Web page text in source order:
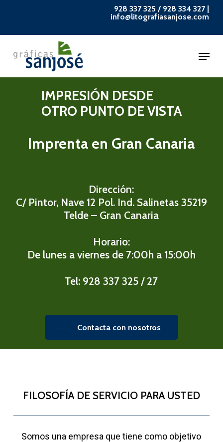
content
928 337 325 / 928 334 327|
info@litografiasanjose.com
Menu
IMPRESIÓN DESDE
OTRO PUNTO DE VISTA
Imprenta en Gran Canaria
Dirección:
C/ Pintor, Nave 12 Pol. Ind. Salinetas 35219
Telde – Gran Canaria
Horario:
De lunes a viernes de 7:00h a 15:00h
Tel: 928 337 325 / 27
Contacta con nosotros
FILOSOFÍA DE SERVICIO PARA USTED
Somos una empresa que tiene como objetivo